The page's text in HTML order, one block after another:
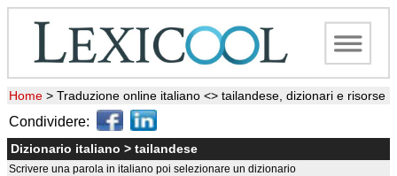
Home > Traduzione online italiano <> tailandese, dizionari e risorse
Condividere:
Dizionario italiano > tailandese
Scrivere una parola in italiano poi selezionare un dizionario